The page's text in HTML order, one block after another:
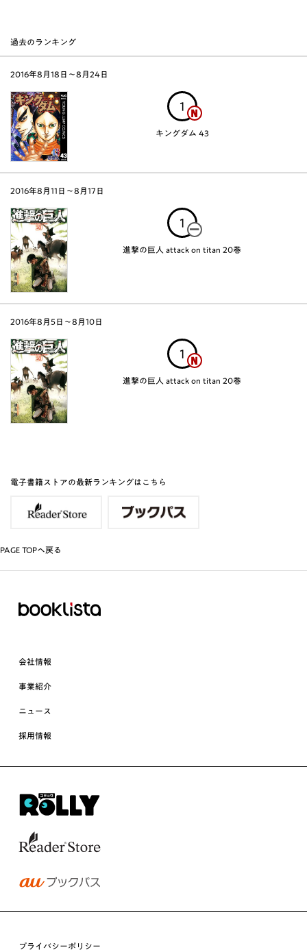
過去のランキング
2016年8月18日〜8月24日
1
キングダム 43
2016年8月11日〜8月17日
1
進撃の巨人 attack on titan 20巻
2016年8月5日〜8月10日
1
進撃の巨人 attack on titan 20巻
電子書籍ストアの最新ランキングはこちら
PAGE TOPへ戻る
会社情報
事業紹介
ニュース
採用情報
プライバシーポリシー